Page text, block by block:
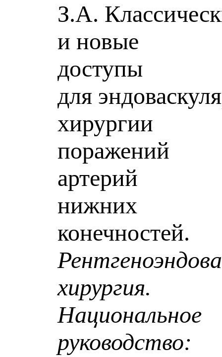
З.А.
и новые
доступы
для
хирургии
поражений
артерий
нижних
конечностей.
хирургия.
Национальное
руководство: